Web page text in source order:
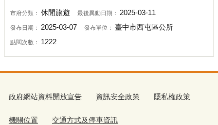
市府分類： 休閒旅遊 最後異動日期： 2025-03-11
發布日期： 2025-03-07 發布單位： 臺中市西屯區公所
點閱次數： 1222
政府網站資料開放宣告 資訊安全政策 隱私權政策
機關位置 交通方式及停車資訊